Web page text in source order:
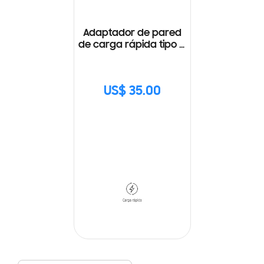
Adaptador de pared
de carga rápida tipo C
US$ 35.00